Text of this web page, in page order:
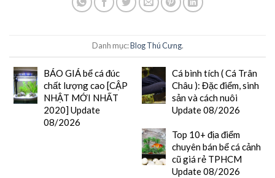
Danh mục:Blog Thú Cưng.
BÁO GIÁ bể cá đúc
chất lượng cao [CẬP
NHẬT MỚI NHẤT
2020] Update
08/2026
Cá bình tích ( Cá Trân
Châu ): Đặc điểm, sinh
sản và cách nuôi
Update 08/2026
Top 10+ địa điểm
chuyên bán bể cá cảnh
cũ giá rẻ TPHCM
Update 08/2026